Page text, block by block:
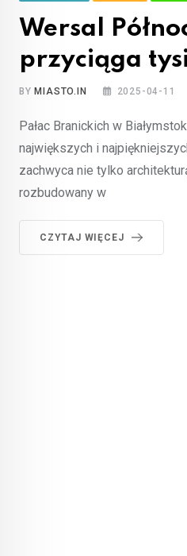
Wersal
przyciąga
BY MIASTO.IN 2025-04-11
Pałac Branickich w
największych i
zachwyca nie tylko
rozbudowany w
CZYTAJ WIĘCEJ